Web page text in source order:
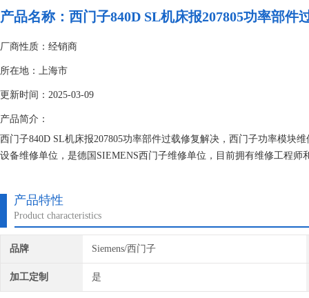
产品名称： 西门子840D SL机床报207805功率部件
厂商性质：经销商
所在地：上海市
更新时间：2025-03-09
产品简介：
西门子840D SL机床报207805功率部件过载修复解决，西门子功率模块
设备维修单位，是德国SIEMENS西门子维修单位，目前拥有维修工程
产品特性
Product characteristics
品牌 Siemens/西门子
加工定制 是